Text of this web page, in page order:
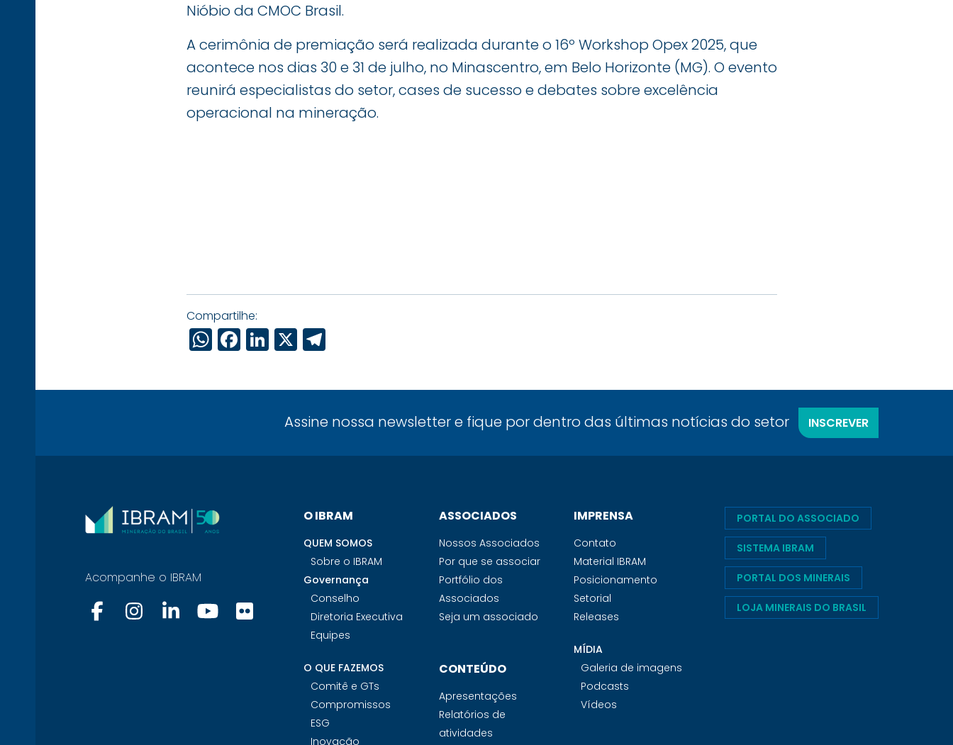
Nióbio da CMOC Brasil.
A cerimônia de premiação será realizada durante o 16º Workshop Opex 2025, que
acontece nos dias 30 e 31 de julho, no Minascentro, em Belo Horizonte (MG). O evento
reunirá especialistas do setor, cases de sucesso e debates sobre excelência
operacional na mineração.
Compartilhe:
WhatsApp
Facebook
LinkedIn
X Telegram
Assine nossa newsletter e fique por dentro das últimas notícias do setor INSCREVER
Acompanhe o IBRAM
O IBRAM
QUEM SOMOS
Sobre o IBRAM
Governança
Conselho
Diretoria Executiva
Equipes
O QUE FAZEMOS
Comitê e GTs
Compromissos
ESG
Inovação
ASSOCIADOS
Nossos Associados
Por que se associar
Portfólio dos
Associados
Seja um associado
CONTEÚDO
Apresentações
Relatórios de
atividades
IMPRENSA
Contato
Material IBRAM
Posicionamento
Setorial
Releases
MÍDIA
Galeria de imagens
Podcasts
Vídeos
PORTAL DO ASSOCIADO
SISTEMA IBRAM
PORTAL DOS MINERAIS
LOJA MINERAIS DO BRASIL